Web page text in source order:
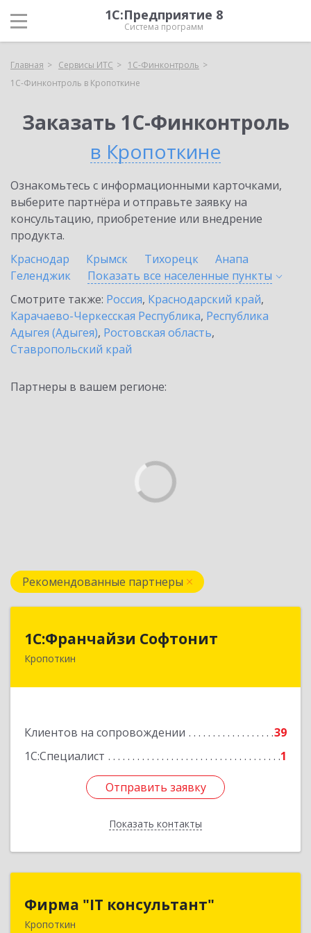
1С:Предприятие 8
Система программ
Главная Сервисы ИТС
1С-Финконтроль
1С-Финконтроль в Кропоткине
Заказать 1С-Финконтроль
в Кропоткине
Ознакомьтесь с информационными карточками,
выберите партнёра и отправьте заявку на
консультацию, приобретение или внедрение
продукта.
Краснодар
Крымск Тихорецк
Анапа
Геленджик
Показать все населенные пункты
Смотрите также: Россия, Краснодарский край,
Карачаево-Черкесская Республика, Республика
Адыгея (Адыгея), Ростовская область,
Ставропольский край
Партнеры в вашем регионе:
Рекомендованные партнеры
1С:Франчайзи Софтонит
Кропоткин
Клиентов на сопровождении
39
1С:Специалист
1
Отправить заявку
Показать контакты
1С:Франчайзи Софтонит
352380, Краснодарский край, Кавказский р-н,
Отправить заявку
Назад
Фирма "IT консультант"
Кропоткин
352389, Краснодарский край, Кавказский р-н,